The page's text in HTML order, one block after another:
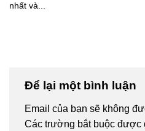
nhất và...
Để lại một bình luận
Email của bạn sẽ không
Các trường bắt buộc được